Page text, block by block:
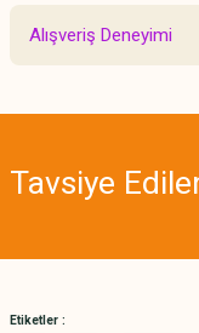
Bu ürünün fiyat bilgisi,
yetersiz gördüğünüz
Ürün
Alışveriş Deneyimi
Tavsiye
Etiketler :